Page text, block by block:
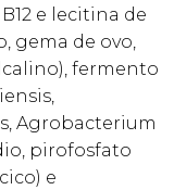
e lecitina de
gema de ovo,
fermento
Agrobacterium
pirofosfato
e